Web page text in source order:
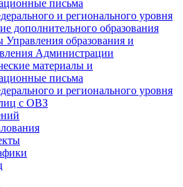
письма
и регионального уровня
дополнительного образования
Управления образования и
Администрации
материалы и
письма
и регионального уровня
с ОВЗ